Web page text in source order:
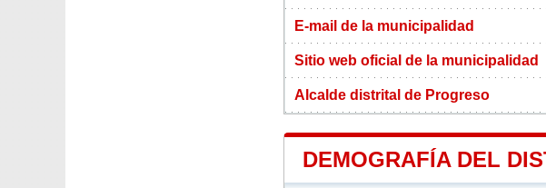
E-mail de la municipalidad
Sitio web oficial de la municipalidad
Alcalde distrital de Progreso
DEMOGRAFÍA DEL